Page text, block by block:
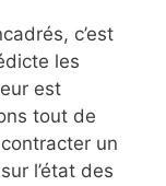
c’est
les
est
tout de
un
l’état des